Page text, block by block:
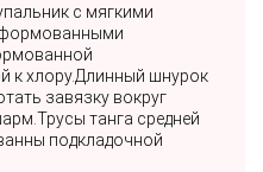
с мягкими
к хлору.Длинный шнурок
завязку вокруг
танга средней
подкладочной